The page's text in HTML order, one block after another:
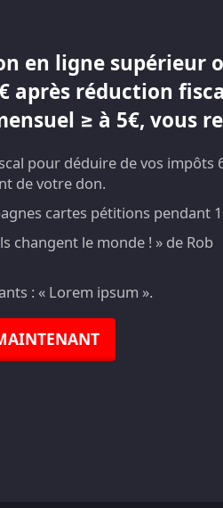
en ligne supérieur
après réduction
≥ à 5€, vous
pour déduire de vos impôts
de votre don.
cartes pétitions pendant
changent le monde ! » de Rob
: « Lorem ipsum ».